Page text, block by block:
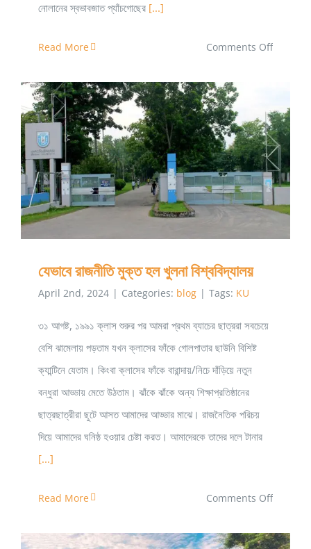
নোলানের স্বভাবজাত প্যাঁচগোছের [...]
Read More Comments Offon
টেনেট
যেভাবে রাজনীতি মুক্ত হল খুলনা বিশ্ববিদ্যালয়
যেভাবে রাজনীতি মুক্ত হল খুলনা বিশ্ববিদ্যালয়
April 2nd, 2024 | Categories: blog | Tags: KU
৩১ আগষ্ট, ১৯৯১ ক্লাস শুরুর পর আমরা প্রথম ব্যাচের ছাত্ররা সবচেয়ে
বেশি ঝামেলায় পড়তাম যখন ক্লাসের ফাঁকে গোলপাতার ছাউনি বিশিষ্ট
ক্যান্টিনে যেতাম। কিংবা ক্লাসের ফাঁকে বারান্দায়/নিচে দাঁড়িয়ে নতুন
বন্ধুরা আড্ডায় মেতে উঠতাম। ঝাঁকে ঝাঁকে অন্য শিক্ষাপ্রতিষ্ঠানের
ছাত্রছাত্রীরা ছুটে আসত আমাদের আড্ডার মাঝে। রাজনৈতিক পরিচয়
দিয়ে আমাদের ঘনিষ্ঠ হওয়ার চেষ্টা করত। আমাদেরকে তাদের দলে টানার
[...]
Read More Comments Offon
রাজনীতি